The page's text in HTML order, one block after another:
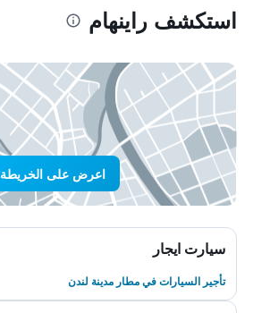
استكشف راينهام
اعرض على الخريطة
سيارت ايجار
تأجير السيارات في مطار مدينة لندن